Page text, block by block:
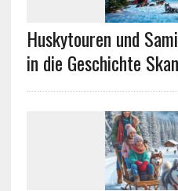
Huskytouren und
in die Geschichte